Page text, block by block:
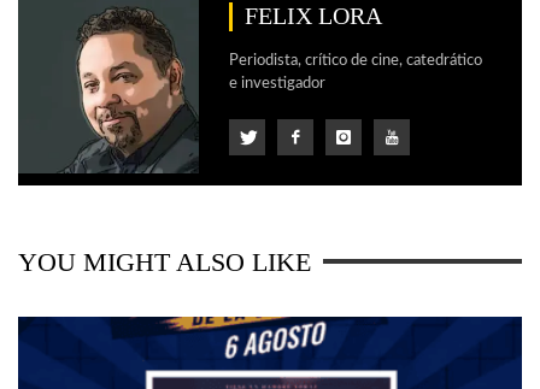
FELIX LORA
Periodista, crítico de cine, catedrático
e investigador
YOU MIGHT ALSO LIKE